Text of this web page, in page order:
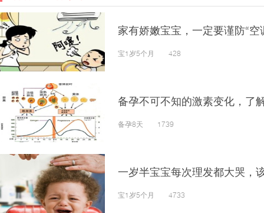
家有娇嫩宝宝，一定要谨防“空
宝1岁5个月 428
备孕不可不知的激素变化，了
备孕8天 1739
一岁半宝宝每次理发都大哭，
宝1岁5个月 4733